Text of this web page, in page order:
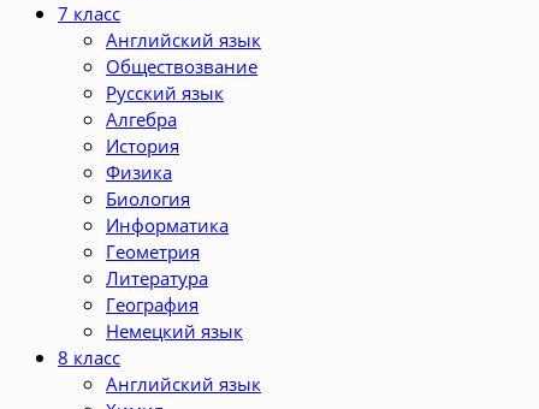
7 класс
Английский язык
Обществозвание
Русский язык
Алгебра
История
Физика
Биология
Информатика
Геометрия
Литература
География
Немецкий язык
8 класс
Английский язык